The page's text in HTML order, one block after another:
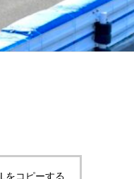
をコピーする